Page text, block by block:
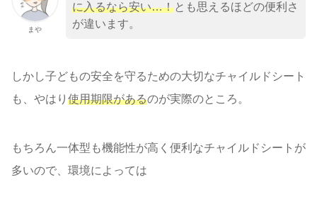
まや
に入るなら安い…！とも思えるほどの便利さ
が違います。
しかし子どもの安全を守るための大切なチャイルドシート
も、やはり 使用期限があるのが実際のところ。
もちろん一体型も機能性が高く便利なチャイルドシートが
多いので、環境によっては